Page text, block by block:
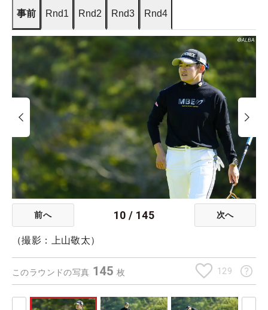
事前 Rnd1 Rnd2 Rnd3 Rnd4
前へ 10 / 145 次へ
（撮影：上山敬太）
このラウンドの写真 145 枚 129